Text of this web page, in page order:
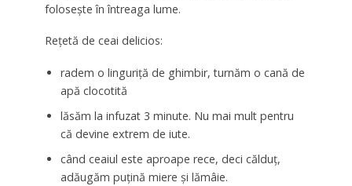
folosește în întreaga lume.
Rețetă de ceai delicios:
radem o linguriță de ghimbir, turnăm o cană de
apă clocotită
lăsăm la infuzat 3 minute. Nu mai mult pentru
că devine extrem de iute.
când ceaiul este aproape rece, deci călduț,
adăugăm puțină miere și lămâie.